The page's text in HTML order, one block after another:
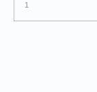
1